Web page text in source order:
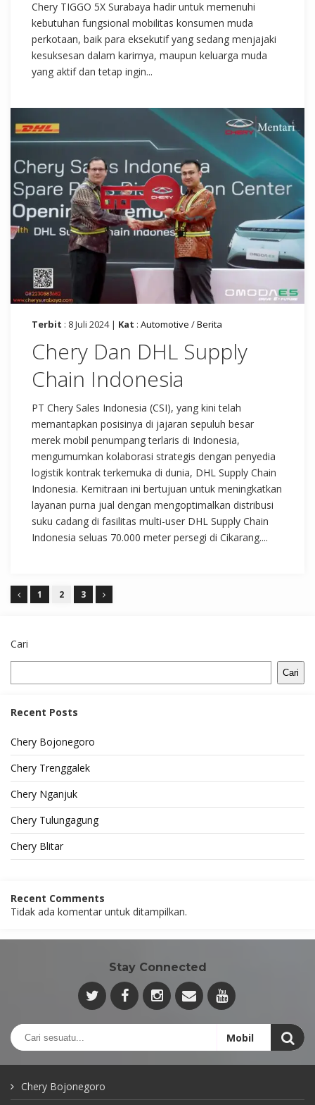
Chery TIGGO 5X Surabaya hadir untuk memenuhi
kebutuhan fungsional mobilitas konsumen muda
perkotaan, baik para eksekutif yang sedang menjajaki
kesuksesan dalam karirnya, maupun keluarga muda
yang aktif dan tetap ingin...
Terbit : 8 Juli 2024 | Kat : Automotive /Berita
Chery Dan DHL Supply
Chain Indonesia
PT Chery Sales Indonesia (CSI), yang kini telah
memantapkan posisinya di jajaran sepuluh besar
merek mobil penumpang terlaris di Indonesia,
mengumumkan kolaborasi strategis dengan penyedia
logistik kontrak terkemuka di dunia, DHL Supply Chain
Indonesia. Kemitraan ini bertujuan untuk meningkatkan
layanan purna jual dengan mengoptimalkan distribusi
suku cadang di fasilitas multi-user DHL Supply Chain
Indonesia seluas 70.000 meter persegi di Cikarang....
1 2 3
Cari
Cari
Recent Posts
Chery Bojonegoro
Chery Trenggalek
Chery Nganjuk
Chery Tulungagung
Chery Blitar
Recent Comments
Tidak ada komentar untuk ditampilkan.
Stay Connected
Chery Bojonegoro